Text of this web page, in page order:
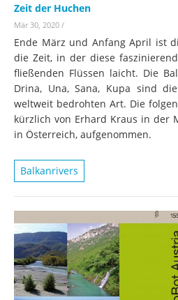
Zeit der Huchen
Mär 30, 2020 /
Ende März und Anfang April ist
die Zeit, in der diese
fließenden Flüssen laicht. Die
Drina, Una, Sana, Kupa sind
weltweit bedrohten Art. Die
kürzlich von Erhard Kraus in der
in Österreich, aufgenommen.
Balkanrivers